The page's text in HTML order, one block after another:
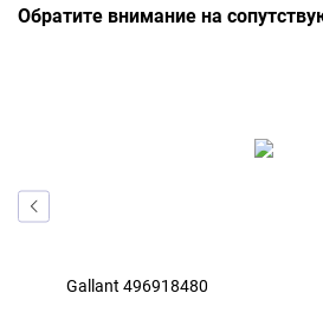
Обратите внимание на
Gallant 496918480